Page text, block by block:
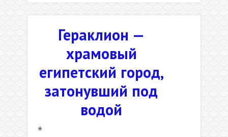
Гераклион —
храмовый
египетский город,
затонувший под
водой
*